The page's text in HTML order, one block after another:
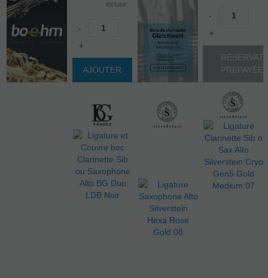
incluse
-
+
AJOUTER
-
+
PRÉPAYÉE